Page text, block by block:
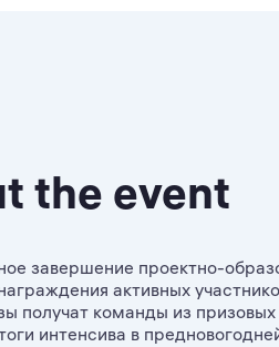
the event
завершение проектно-
активных
получат команды из
интенсива в